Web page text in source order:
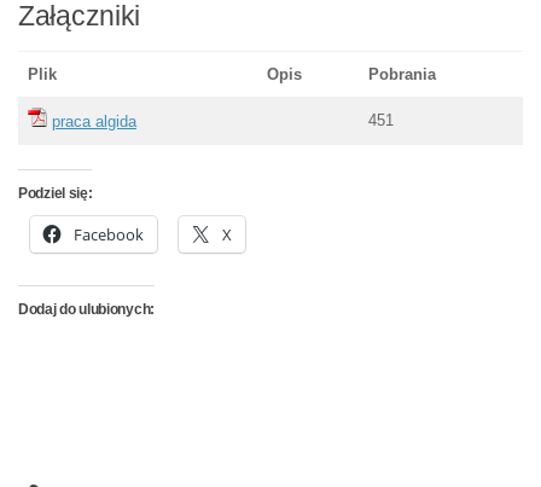
Załączniki
Plik Opis Pobrania
praca algida 451
Podziel się:
Facebook X
Dodaj do ulubionych: